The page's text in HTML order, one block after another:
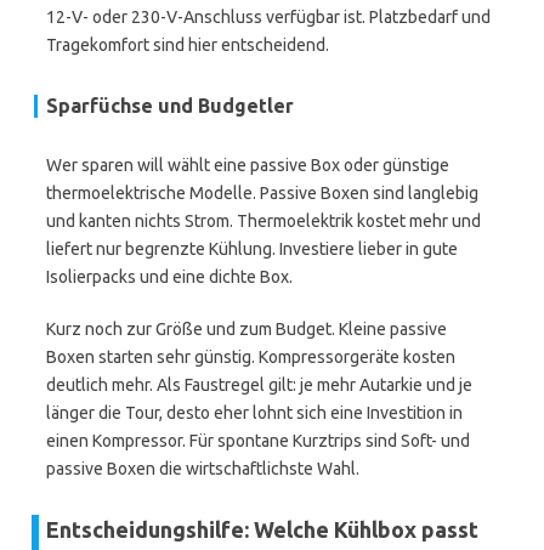
12-V- oder 230-V-Anschluss verfügbar ist. Platzbedarf und
Tragekomfort sind hier entscheidend.
Sparfüchse und Budgetler
Wer sparen will wählt eine passive Box oder günstige
thermoelektrische Modelle. Passive Boxen sind langlebig
und kanten nichts Strom. Thermoelektrik kostet mehr und
liefert nur begrenzte Kühlung. Investiere lieber in gute
Isolierpacks und eine dichte Box.
Kurz noch zur Größe und zum Budget. Kleine passive
Boxen starten sehr günstig. Kompressorgeräte kosten
deutlich mehr. Als Faustregel gilt: je mehr Autarkie und je
länger die Tour, desto eher lohnt sich eine Investition in
einen Kompressor. Für spontane Kurztrips sind Soft- und
passive Boxen die wirtschaftlichste Wahl.
Entscheidungshilfe: Welche Kühlbox passt